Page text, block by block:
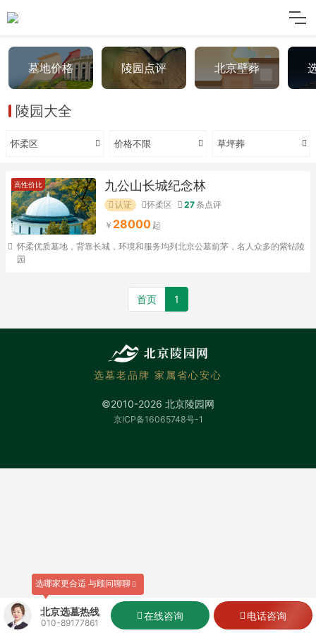
墓地价格 陵园点评 北京壁葬
陵园大全
怀柔区 价格不限 草坪葬
九公山长城纪念林
认证 怀柔区 27条点评
28000
怀柔优质墓地，背靠长城，环境和服务均列北京公墓前茅，名人众多的紫钻陵
园
高性价比
首页 1
北京选墓热线
010-89177861
在线咨询 电话咨询
选哪家更合适 与顾问聊聊
选墓老品牌 家属省心安心
©2010-2026 北京陵园网
京ICP备16065748号-1